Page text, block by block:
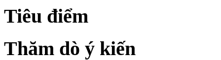
Tiêu điểm
Thăm dò ý kiến